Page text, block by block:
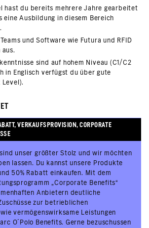
hast du bereits mehrere Jahre gearbeitet
eine Ausbildung in diesem Bereich
und Software wie Futura und RFID
sind auf hohem Niveau (C1/C2
in Englisch verfügst du über gute
Level).
VERKAUFSPROVISION, CORPORATE
unser größter Stolz und wir möchten
lassen. Du kannst unsere Produkte
50% Rabatt einkaufen. Mit dem
„Corporate Benefits“
Anbietern deutliche
zur betrieblichen
vermögenswirksame Leistungen
O´Polo Benefits. Gerne bezuschussen